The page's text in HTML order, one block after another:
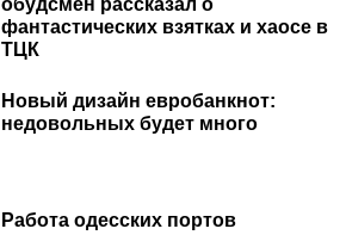
обудсмен рассказал о
фантастических взятках и хаосе в
ТЦК
Новый дизайн евробанкнот:
недовольных будет много
Работа одесских портов